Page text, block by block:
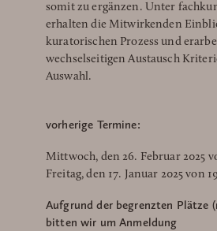
somit zu ergänzen. Unter
erhalten die Mitwirkenden
kuratorischen Prozess und
wechselseitigen Austausch
Auswahl.
vorherige Termine:
Mittwoch, den 26. Februar 2025
Freitag, den 17. Januar 2025 von
Aufgrund der begrenzten Plätze
bitten wir um Anmeldung